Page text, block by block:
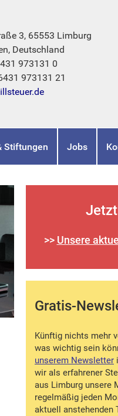
3, 65553 Limburg
Deutschland
973131 0
973131 21
Stiftungen Jobs
>> Unsere
Gratis-
Künftig nichts mehr
was wichtig sein
unserem Newsletter
wir als erfahrener
aus Limburg unsere
regelmäßig jeden
aktuell anstehenden